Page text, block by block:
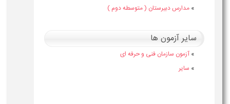
» مدارس دبیرستان ( متوسطه دوم )
سایر آزمون ها
» آزمون سازمان فنی و حرفه ای
» سایر